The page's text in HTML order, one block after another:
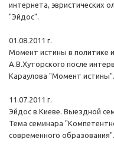
интернета, эвристических
"Эйдос".
01.08.2011 г.
Момент истины в политике
А.В.Хуторского после
Караулова "Момент истины".
11.07.2011 г.
Эйдос в Киеве. Выездной
Тема семинара
современного образования".